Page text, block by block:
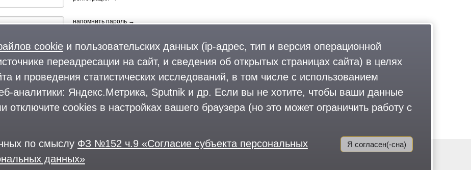
напомнить пароль →
используя профиль в:
© 2004—2026 Размещение рекламы
cookieи пользовательских данных (ip-адрес, тип и версия операционной
переадресации на сайт, и сведения об открытых страницах сайта) в целях
и проведения статистических исследований, в том числе с использованием
аналитики: Яндекс.Метрика, Sputnik и др. Если вы не хотите, чтобы ваши данные
отключите cookies в настройках вашего браузера (но это может ограничить работу с
по смыслу ФЗ №152 ч.9 «Согласие субъекта персональных
данных»
Я согласен(-сна)